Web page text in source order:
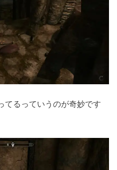
てるっていうのが奇妙です